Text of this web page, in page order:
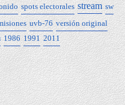
spots electorales stream sw
uvb-76 versión original
1986 1991 2011